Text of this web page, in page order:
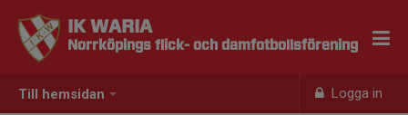
Till hemsidan Logga in
IK WARIA
Norrköpings flick- och damfotbollsförening